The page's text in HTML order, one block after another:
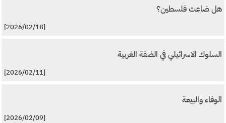
هل ضاعت فلسطين؟
[2026/02/18]
السلوك الاسرائيلي في الضفة الغربية
[2026/02/11]
الوفاء والبيعة
[2026/02/09]